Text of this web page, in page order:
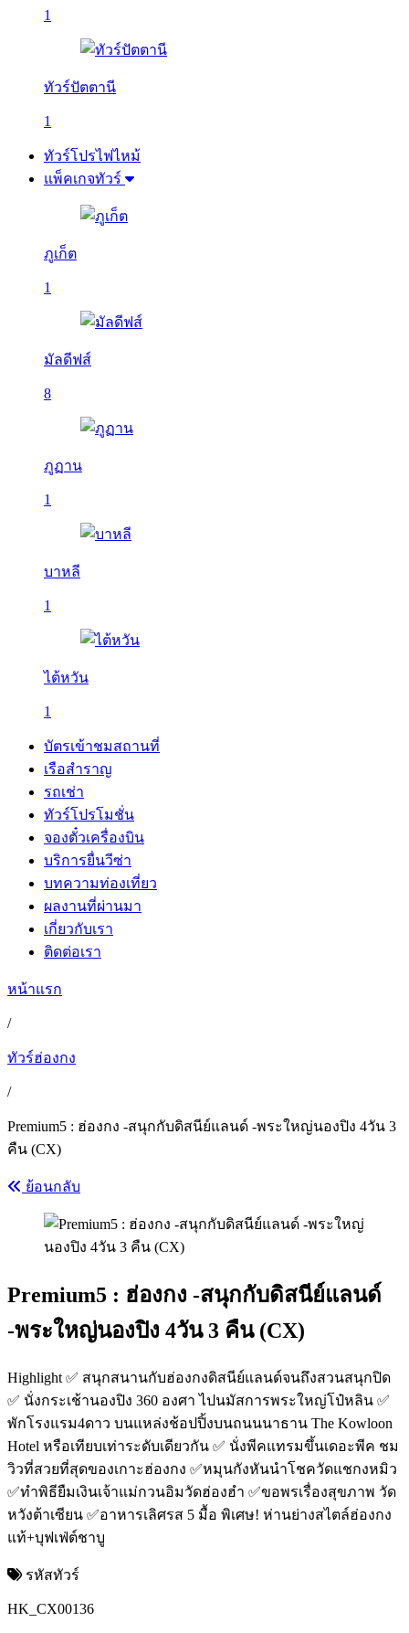
1
ทัวร์ปัตตานี
1
ทัวร์โปรไฟไหม้
แพ็คเกจทัวร์
ภูเก็ต
1
มัลดีฟส์
8
ภูฏาน
1
บาหลี
1
ไต้หวัน
1
บัตรเข้าชมสถานที่
เรือสำราญ
รถเช่า
ทัวร์โปรโมชั่น
จองตั๋วเครื่องบิน
บริการยื่นวีซ่า
บทความท่องเที่ยว
ผลงานที่ผ่านมา
เกี่ยวกับเรา
ติดต่อเรา
หน้าแรก
/
ทัวร์ฮ่องกง
/
Premium5 : ฮ่องกง -สนุกกับดิสนีย์แลนด์ -พระใหญ่นองปิง 4วัน 3
คืน (CX)
ย้อนกลับ
Premium5 : ฮ่องกง -สนุกกับดิสนีย์แลนด์
-พระใหญ่นองปิง 4วัน 3 คืน (CX)
Highlight ✅ สนุกสนานกับฮ่องกงดิสนีย์แลนด์จนถึงสวนสนุกปิด
✅ นั่งกระเช้านองปิง 360 องศา ไปนมัสการพระใหญ่โป๋หลิน ✅
พักโรงแรม4ดาว บนแหล่งช้อปปิ้งบนถนนนาธาน The Kowloon
Hotel หรือเทียบเท่าระดับเดียวกัน ✅ นั่งพีคแทรมขึ้นเดอะพีค ชม
วิวที่สวยที่สุดของเกาะฮ่องกง ✅หมุนกังหันนำโชควัดแชกงหมิว
✅ทำพิธียืมเงินเจ้าแม่กวนอิมวัดฮ่องฮำ ✅ขอพรเรื่องสุขภาพ วัด
หวังต้าเซียน ✅อาหารเลิศรส 5 มื้อ พิเศษ! ห่านย่างสไตล์ฮ่องกง
แท้+บุฟเฟ่ต์ชาบู
รหัสทัวร์
HK_CX00136